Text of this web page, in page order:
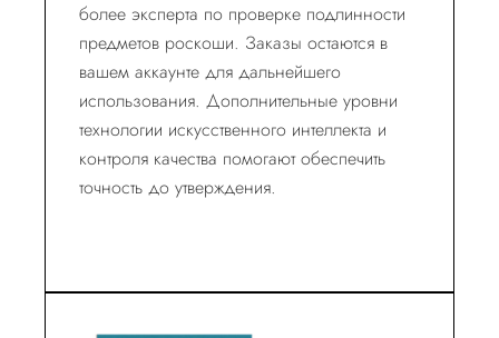
более эксперта по проверке подлинности
предметов роскоши. Заказы остаются в
вашем аккаунте для дальнейшего
использования. Дополнительные уровни
технологии искусственного интеллекта и
контроля качества помогают обеспечить
точность до утверждения.